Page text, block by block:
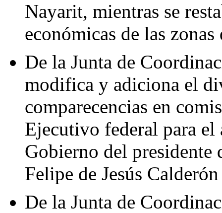
Nayarit, mientras se
económicas de las zonas
De la Junta de
modifica y adiciona el
comparecencias en
Ejecutivo federal para
Gobierno del presidente
Felipe de Jesús
De la Junta de